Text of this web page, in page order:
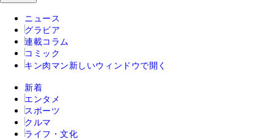
ニュース
グラビア
連載コラム
コミック
キン肉マン 新しいウィンドウで開く
新着
エンタメ
スポーツ
クルマ
ライフ・文化